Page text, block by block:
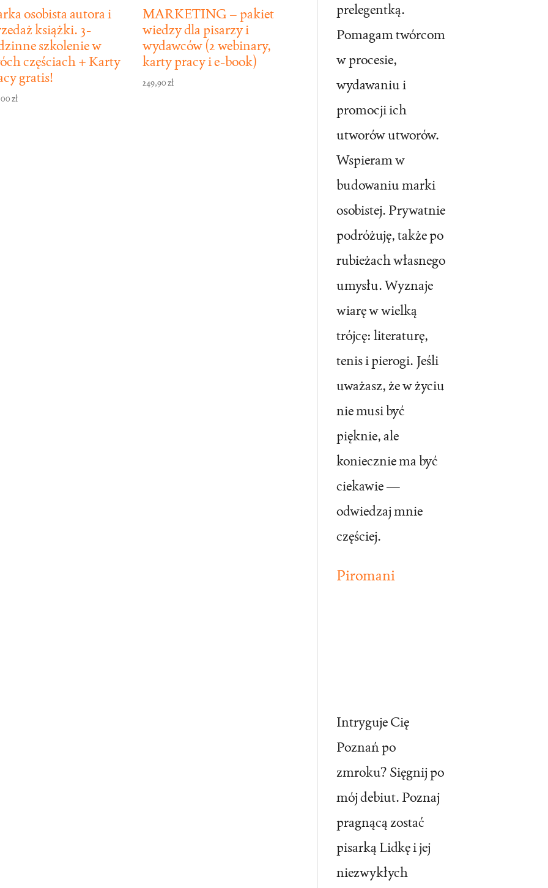
osobista autora i
książki. 3-
szkolenie w
częściach + Karty
gratis!
zł
MARKETING – pakiet
wiedzy dla pisarzy i
wydawców (2 webinary,
karty pracy i e-book)
249,90zł
prelegentką.
Pomagam twórcom
w procesie,
wydawaniu i
promocji ich
utworów utworów.
Wspieram w
budowaniu marki
osobistej. Prywatnie
podróżuję, także po
rubieżach własnego
umysłu. Wyznaje
wiarę w wielką
trójcę: literaturę,
tenis i pierogi. Jeśli
uważasz, że w życiu
nie musi być
pięknie, ale
koniecznie ma być
ciekawie —
odwiedzaj mnie
częściej.
Piromani
Intryguje Cię
Poznań po
zmroku? Sięgnij po
mój debiut. Poznaj
pragnącą zostać
pisarką Lidkę i jej
niezwykłych